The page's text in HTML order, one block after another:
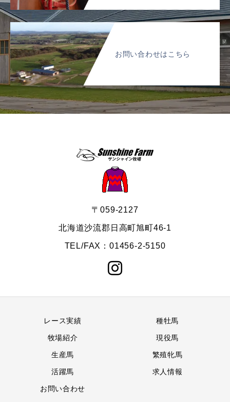
お問い合わせはこちら
〒059-2127
北海道沙流郡日高町旭町46-1
TEL/FAX：01456-2-5150
レース実績 種牡馬
牧場紹介 現役馬
生産馬 繁殖牝馬
活躍馬 求人情報
お問い合わせ